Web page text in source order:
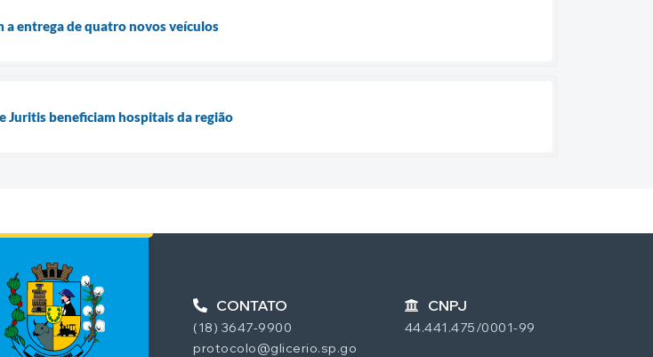
a entrega de quatro novos veículos
Juritis beneficiam hospitais da região
CONTATO
(18) 3647-9900
protocolo@glicerio.sp.go
CNPJ
44.441.475/0001-99